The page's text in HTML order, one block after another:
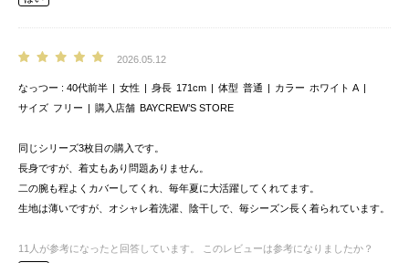
2026.05.12
なっつー 40代前半 女性 身長 171cm 体型 普通 カラー ホワイト A
サイズ フリー 購入店舗 BAYCREW’S STORE
同じシリーズ3枚目の購入です。
長身ですが、着丈もあり問題ありません。
二の腕も程よくカバーしてくれ、毎年夏に大活躍してくれてます。
生地は薄いですが、オシャレ着洗濯、陰干しで、毎シーズン長く着られています。
11 人が参考になったと回答しています。
このレビューは参考になりましたか？